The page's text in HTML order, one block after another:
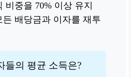
비중을 70% 이상 유지
든 배당금과 이자를 재투
들의 평균 소득은?